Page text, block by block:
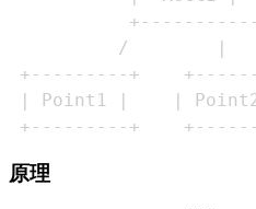
+---------+
原理